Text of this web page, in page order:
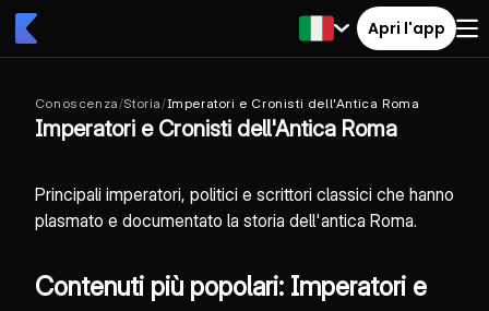
Apri l'app
Conoscenza/Storia/Imperatori e Cronisti dell'Antica Roma
Imperatori e Cronisti dell'Antica Roma
Principali imperatori, politici e scrittori classici che hanno
plasmato e documentato la storia dell'antica Roma.
Contenuti più popolari: Imperatori e